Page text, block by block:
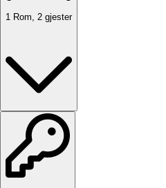
1 Rom, 2 gjester